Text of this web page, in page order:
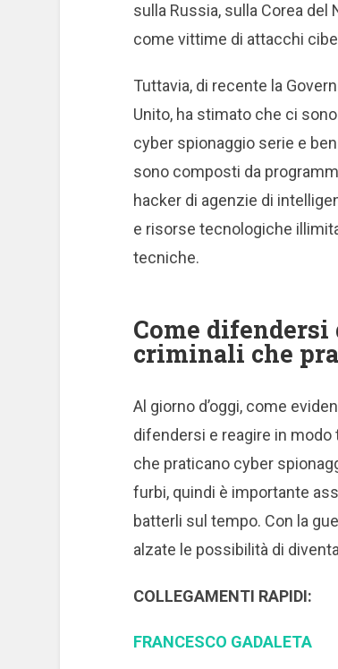
sulla Russia, sulla Corea
come vittime di attacchi
Tuttavia, di recente la
Unito, ha stimato che ci
cyber spionaggio serie e
sono composti da
hacker di agenzie di
e risorse tecnologiche
tecniche.
Come
criminali che
Al giorno d’oggi, come
difendersi e reagire in
che praticano cyber
furbi, quindi è importante
batterli sul tempo. Con la
alzate le possibilità di
COLLEGAMENTI RAPIDI:
FRANCESCO GADALETA